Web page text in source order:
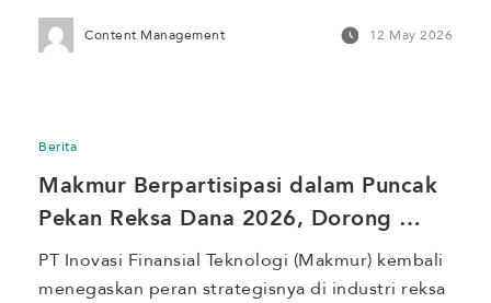
hingga Jumat, 15 Mei 2026 bertepatan dengan
Kenaikan Yesus Kristus dan Cuti Bersama
diajukan pada Rabu, 13 Mei 2026 […]
Content Management 12 May 2026
Berita
Makmur Berpartisipasi dalam Puncak
Pekan Reksa Dana 2026, Dorong
Literasi Investasi
PT Inovasi Finansial Teknologi (Makmur) kembali
menegaskan peran strategisnya di industri reksa